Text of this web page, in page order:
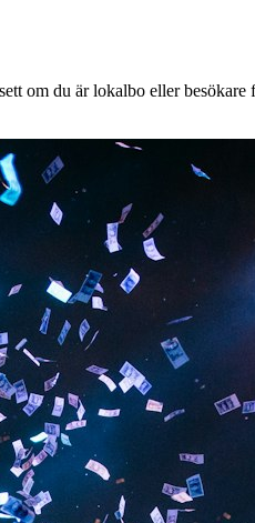
om du är lokalbo eller